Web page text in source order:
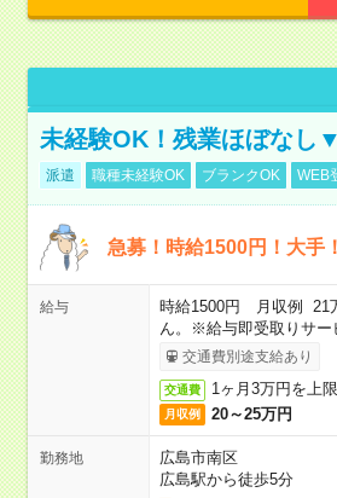
未経験OK！残業ほぼなし
派遣 職種未経験OK ブランクOK WEB
急募！時給1500円！大手
給与
時給1500円 月収例 21
ん。※給与即受取りサー
交通費別途支給あり
交通費 1ヶ月3万円を上
月収例 20～25万円
勤務地
広島市南区
広島駅から徒歩5分